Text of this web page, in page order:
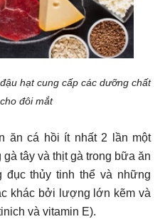
hạt cung cấp các dưỡng chất
đôi mắt
ăn cá hồi ít nhất 2 lần một
tây và thịt gà trong bữa ăn
thủy tinh thể và những
khác bởi lượng lớn kẽm và
và vitamin E).